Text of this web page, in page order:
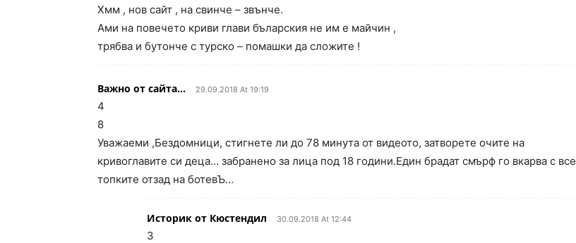
Хмм , нов сайт , на свинче – звънче.
Ами на повечето криви глави бъларския не им е майчин ,
трябва и бутонче с турско – помашки да сложите !
Важно от сайта... 29.09.2018 At 19:19
4
8
Уважаеми ,Бездомници, стигнете ли до 78 минута от видеото, затворете очите на
кривоглавите си деца… забранено за лица под 18 години.Един брадат смърф го вкарва с все
топките отзад на ботевЪ…
Историк от Кюстендил 30.09.2018 At 12:44
3